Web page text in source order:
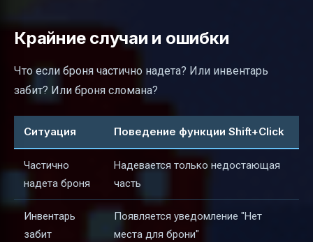
Крайние случаи и ошибки
Что если броня частично надета? Или инвентарь
забит? Или броня сломана?
Ситуация Поведение функции Shift+Click
Частично
надета броня
Надевается только недостающая
часть
Инвентарь
забит
Появляется уведомление "Нет
места для брони"